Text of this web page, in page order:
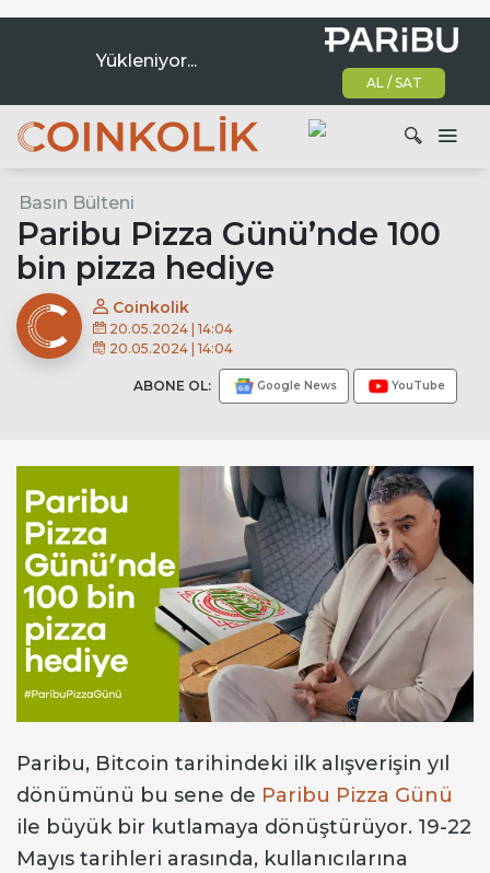
Yükleniyor...
AL / SAT
Ana dolaşım
Ara
Basın Bülteni
Paribu Pizza Günü’nde 100
bin pizza hediye
Coinkolik
20.05.2024 | 14:04
20.05.2024 | 14:04
ABONE OL: Google News YouTube
Paribu, Bitcoin tarihindeki ilk alışverişin yıl
dönümünü bu sene de Paribu Pizza Günü
ile büyük bir kutlamaya dönüştürüyor. 19-22
Mayıs tarihleri arasında, kullanıcılarına